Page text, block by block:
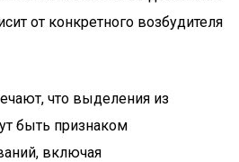
от конкретного возбудителя
что выделения из
быть признаком
включая